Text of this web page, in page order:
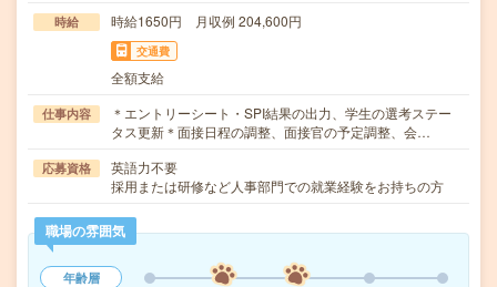
時給 時給1650円 月収例 204,600円
交通費
全額支給
仕事内容
＊エントリーシート・SPI結果の出力、学生の選考ステー
タス更新＊面接日程の調整、面接官の予定調整、会…
応募資格
英語力不要
採用または研修など人事部門での就業経験をお持ちの方
職場の雰囲気
年齢層